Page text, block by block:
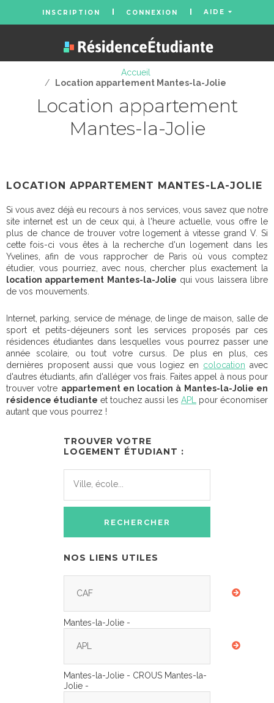
INSCRIPTION CONNEXION AIDE
Accueil
/
Location appartement Mantes-la-Jolie
Location appartement
Mantes-la-Jolie
LOCATION APPARTEMENT MANTES-LA-JOLIE
Si vous avez déjà eu recours à nos services, vous savez que notre
site internet est un de ceux qui, à l'heure actuelle, vous offre le
plus de chance de trouver votre logement à vitesse grand V. Si
cette fois-ci vous êtes à la recherche d'un logement dans les
Yvelines, afin de vous rapprocher de Paris où vous comptez
étudier, vous pourriez, avec nous, chercher plus exactement la
location appartement Mantes-la-Jolie qui vous laissera libre
de vos mouvements.
Internet, parking, service de ménage, de linge de maison, salle de
sport et petits-déjeuners sont les services proposés par ces
résidences étudiantes dans lesquelles vous pourrez passer une
année scolaire, ou tout votre cursus. De plus en plus, ces
dernières proposent aussi que vous logiez en colocation avec
d'autres étudiants, afin d'alléger vos frais. Faites appel à nous pour
trouver votre appartement en location à Mantes-la-Jolie en
résidence étudiante et touchez aussi les APL
pour économiser
autant que vous pourrez !
TROUVER VOTRE
LOGEMENT ÉTUDIANT :
NOS LIENS UTILES
CAF
Mantes-la-Jolie -
APL
Mantes-la-Jolie - CROUS Mantes-la-
Jolie -